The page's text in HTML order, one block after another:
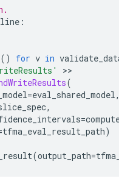
:
() for v in
>>
(
=eval_shared_model
,
=
tfma_eval_result_path)
(output_path=